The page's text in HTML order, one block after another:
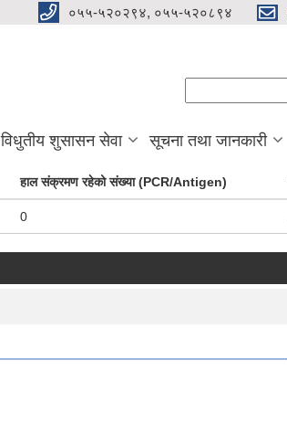
०५५-५२०२९४, ०५५-५२०८९४
विधुतीय शुसासन सेवा सूचना तथा जानकारी
हाल संक्रमण रहेको संख्या (PCR/Antigen)
0